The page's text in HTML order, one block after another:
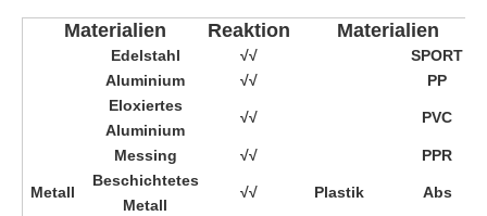
Materialien Reaktion Materialien
Metall
Edelstahl √√
Plastik
SPORT
Aluminium
√√
PP
Eloxiertes
Aluminium
√√ PVC
Messing √√
PPR
Beschichtetes
Metall
√√ Abs